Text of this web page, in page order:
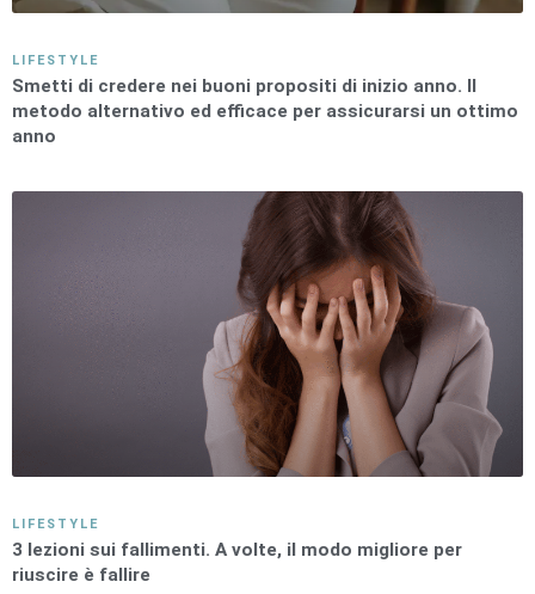
LIFESTYLE
Smetti di credere nei buoni propositi di inizio anno. Il
metodo alternativo ed efficace per assicurarsi un ottimo
anno
LIFESTYLE
3 lezioni sui fallimenti. A volte, il modo migliore per
riuscire è fallire